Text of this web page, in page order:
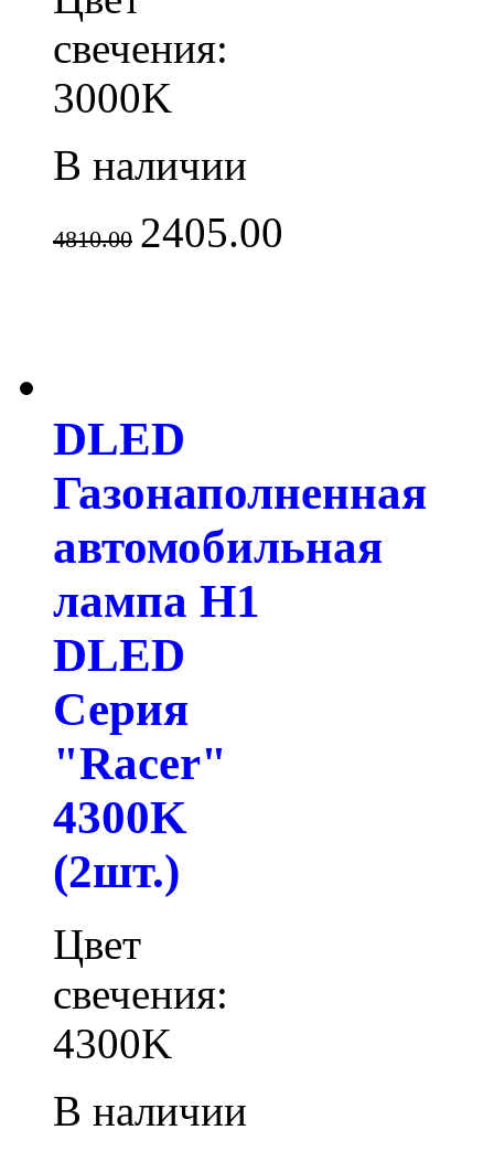
свечения:
3000K
В наличии
4810.00 2405.00
DLED
Газонаполненная
автомобильная
лампа H1
DLED
Серия
"Racer"
4300K
(2шт.)
Цвет
свечения:
4300K
В наличии